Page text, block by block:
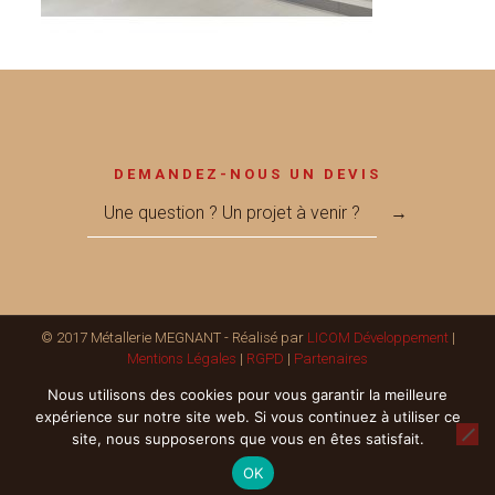
DEMANDEZ-NOUS UN DEVIS
Une question ? Un projet à venir ? →
© 2017 Métallerie MEGNANT - Réalisé par LICOM Développement|
Mentions Légales | RGPD | Partenaires
Nous utilisons des cookies pour vous garantir la meilleure
expérience sur notre site web. Si vous continuez à utiliser ce
site, nous supposerons que vous en êtes satisfait.
OK